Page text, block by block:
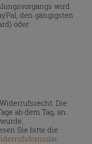
wird
den gängigsten
oder
Die
ab dem Tag, an
Sie bitte die
.